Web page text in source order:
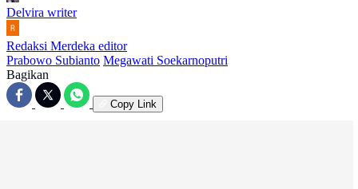
Delvira writer
Redaksi Merdeka editor
Prabowo Subianto Megawati Soekarnoputri
Bagikan
Copy Link